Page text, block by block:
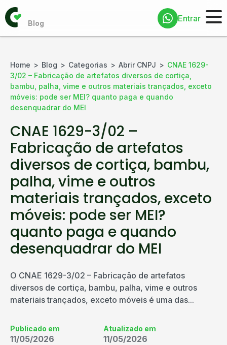
Entrar
Home Blog Categorias Abrir CNPJ
CNAE 1629-
3/02 – Fabricação de artefatos diversos de cortiça,
bambu, palha, vime e outros materiais trançados, exceto
móveis: pode ser MEI? quanto paga e quando
desenquadrar do MEI
CNAE 1629-3/02 –
Fabricação de artefatos
diversos de cortiça, bambu,
palha, vime e outros
materiais trançados, exceto
móveis: pode ser MEI?
quanto paga e quando
desenquadrar do MEI
O CNAE 1629-3/02 – Fabricação de artefatos
diversos de cortiça, bambu, palha, vime e outros
materiais trançados, exceto móveis é uma das...
Publicado em
11/05/2026
Atualizado em
11/05/2026